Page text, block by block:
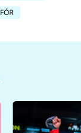
FÓR